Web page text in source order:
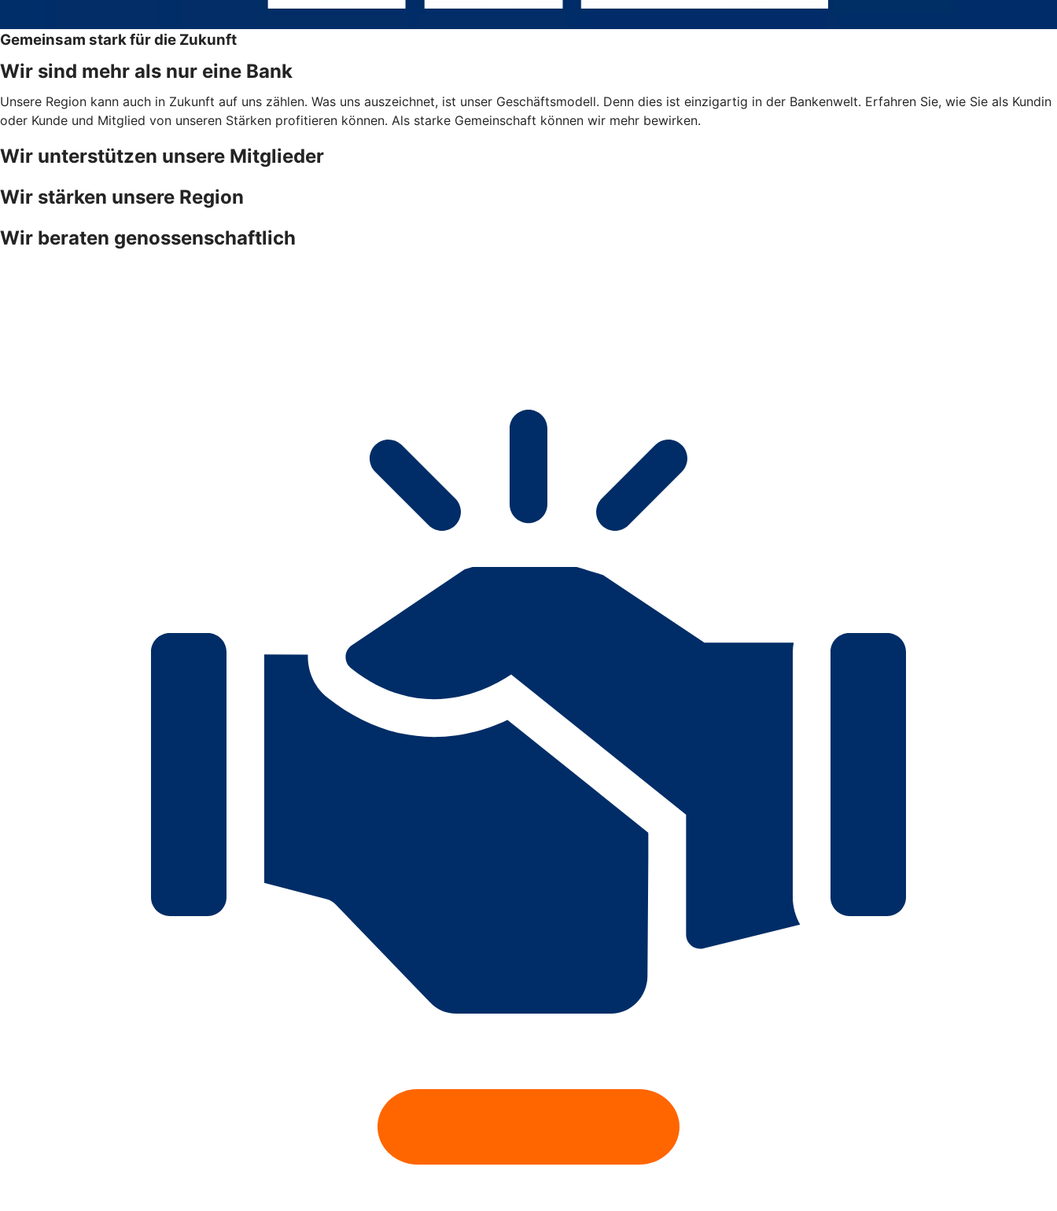
Gemeinsam stark für die Zukunft
Wir sind mehr als nur eine Bank
Unsere Region kann auch in Zukunft auf uns zählen. Was uns auszeichnet, ist unser Geschäftsmodell. Denn dies ist einzigartig in der Bankenwelt. Erfahren Sie, wie Sie als Kundin
oder Kunde und Mitglied von unseren Stärken profitieren können. Als starke Gemeinschaft können wir mehr bewirken.
Wir unterstützen unsere Mitglieder
Wir stärken unsere Region
Wir beraten genossenschaftlich